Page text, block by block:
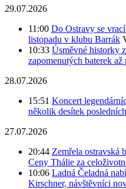
29.07.2026
11:00 Do Ostravy se
listopadu v klubu Barrák
10:33 Úsměvné historky
zapomenutých baterek
28.07.2026
15:51 Koncert
několik desítek
27.07.2026
20:44 Zemřela ostravská
Ceny Thálie za
10:06 Ladná Čeladná
Kirschner, návštěvníci